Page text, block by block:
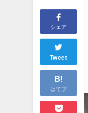
シェア
Tweet
B!
はてブ